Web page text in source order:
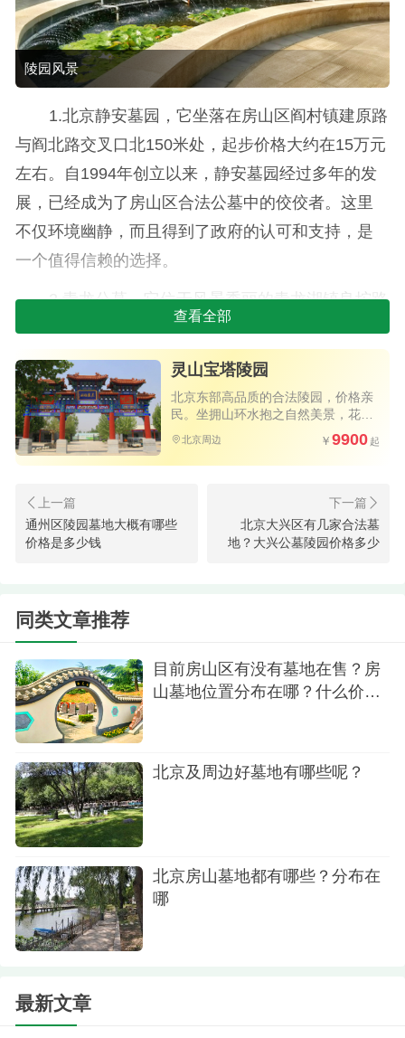
陵园风景
1.北京静安墓园，它坐落在房山区阎村镇建原路
与阎北路交叉口北150米处，起步价格大约在15万元
左右。自1994年创立以来，静安墓园经过多年的发
展，已经成为了房山区合法公墓中的佼佼者。这里
不仅环境幽静，而且得到了政府的认可和支持，是
一个值得信赖的选择。
2.青龙公墓，它位于风景秀丽的青龙湖镇良坨路
青龙湖森林公园内，起步价格约为4万元左右。青龙
公墓的位置得天独厚，东临大石河，西靠青龙湖水
上乐园，南面是良坨路，北面则是马家坟村，自然
环境十分优美。这里的墓地不仅是一个安息之地，
更是一处可以让人们感受自然之美的场所。
大约在1万元左右。这个现代公墓以其园林化的设
计、多样化的墓区、艺术化的墓型以及现代化的管
谐美丽的园林之中，既体现了对逝者的尊重，也为
家属提供了一个舒适的追思环境。
4.万宁公墓，它位于房山区西环路第四中学西北
方向的201县道南侧。虽然我们暂时没有确切的价格
特的卖点。公墓背靠青山，面向牛口峪水库，环绕
着清新的空气和流淌的碧水，是一个典型的背山面
水的风水宝地。
在选择墓地时，除了考虑价格因素，还应该考
虑到墓地的环境、位置、管理服务以及交通便捷性
等多方面因素。房山区的这些墓地不仅提供了多样
同家庭的需求。无论是寻求宁静的传统墓园，还是
倾向于现代化管理的公园式墓地，房山区都能提供
查看全部
灵山宝塔陵园
北京东部高品质的合法陵园，价格亲
民。坐拥山环水抱之自然美景，花园
式环境三季花开不败，四季绿意盎
然，高速直达。
北京周边 9900
通州区陵园墓地大概有哪些
价格是多少钱
北京大兴区有几家合法墓
地？大兴公墓陵园价格多少
同类文章推荐
目前房山区有没有墓地在售？房
山墓地位置分布在哪？什么价
北京及周边好墓地有哪些呢？
北京房山墓地都有哪些？分布在
哪
最新文章